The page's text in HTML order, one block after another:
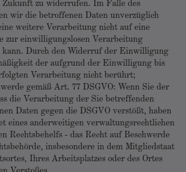
zu widerrufen. Im Falle des
wir die betroffenen Daten unverzüglich
weitere Verarbeitung nicht auf eine
zur einwilligungslosen Verarbeitung
kann. Durch den Widerruf der Einwilligung
der aufgrund der Einwilligung bis
Verarbeitung nicht berührt;
gemäß Art. 77 DSGVO: Wenn Sie der
die Verarbeitung der Sie betreffenden
Daten gegen die DSGVO verstößt, haben
eines anderweitigen verwaltungsrechtlichen
Rechtsbehelfs - das Recht auf Beschwerde
insbesondere in dem Mitgliedstaat
Ihres Arbeitsplatzes oder des Ortes